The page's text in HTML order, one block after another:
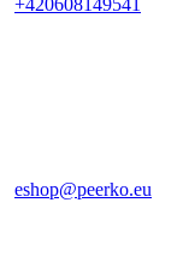
+420608149541
eshop@peerko.eu